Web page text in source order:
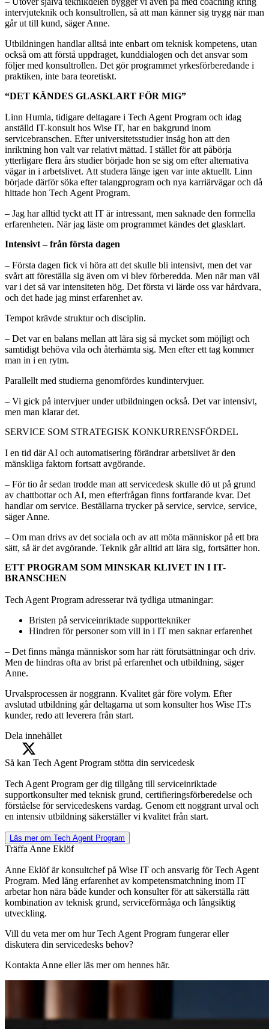
intervjuteknik och konsultrollen, så att man känner sig trygg när man
går ut till kund, säger Anne.
Utbildningen handlar alltså inte enbart om teknisk kompetens, utan
också om att förstå uppdraget, kunddialogen och det ansvar som
följer med konsultrollen. Det gör programmet yrkesförberedande i
praktiken, inte bara teoretiskt.
“DET KÄNDES GLASKLART FÖR MIG”
Linn Humla, tidigare deltagare i Tech Agent Program och idag
anställd IT-konsult hos Wise IT, har en bakgrund inom
servicebranschen. Efter universitetsstudier insåg hon att den
inriktning hon valt var relativt mättad. I stället för att påbörja
ytterligare flera års studier började hon se sig om efter alternativa
vägar in i arbetslivet. Att studera länge igen var inte aktuellt. Linn
började därför söka efter talangprogram och nya karriärvägar och då
hittade hon Tech Agent Program.
– Jag har alltid tyckt att IT är intressant, men saknade den formella
erfarenheten. När jag läste om programmet kändes det glasklart.
Intensivt – från första dagen
– Första dagen fick vi höra att det skulle bli intensivt, men det var
svårt att föreställa sig även om vi blev förberedda. Men när man väl
var i det så var intensiteten hög. Det första vi lärde oss var hårdvara,
och det hade jag minst erfarenhet av.
Tempot krävde struktur och disciplin.
– Det var en balans mellan att lära sig så mycket som möjligt och
samtidigt behöva vila och återhämta sig. Men efter ett tag kommer
man in i en rytm.
Parallellt med studierna genomfördes kundintervjuer.
– Vi gick på intervjuer under utbildningen också. Det var intensivt,
men man klarar det.
SERVICE SOM STRATEGISK KONKURRENSFÖRDEL
I en tid där AI och automatisering förändrar arbetslivet är den
mänskliga faktorn fortsatt avgörande.
– För tio år sedan trodde man att servicedesk skulle dö ut på grund
av chattbottar och AI, men efterfrågan finns fortfarande kvar. Det
handlar om service. Beställarna trycker på service, service, service,
säger Anne.
– Om man drivs av det sociala och av att möta människor på ett bra
sätt, så är det avgörande. Teknik går alltid att lära sig, fortsätter hon.
ETT PROGRAM SOM MINSKAR KLIVET IN I IT-
BRANSCHEN
Tech Agent Program adresserar två tydliga utmaningar:
Bristen på serviceinriktade supporttekniker
Hindren för personer som vill in i IT men saknar erfarenhet
– Det finns många människor som har rätt förutsättningar och driv.
Men de hindras ofta av brist på erfarenhet och utbildning, säger
Anne.
Urvalsprocessen är noggrann. Kvalitet går före volym. Efter
avslutad utbildning går deltagarna ut som konsulter hos Wise IT:s
kunder, redo att leverera från start.
Dela innehållet
Så kan Tech Agent Program stötta din servicedesk
Tech Agent Program ger dig tillgång till serviceinriktade
supportkonsulter med teknisk grund, certifieringsförberedelse och
förståelse för servicedeskens vardag. Genom ett noggrant urval och
en intensiv utbildning säkerställer vi kvalitet från start.
Läs mer om Tech Agent Program
Träffa Anne Eklöf
Anne Eklöf är konsultchef på Wise IT och ansvarig för Tech Agent
Program. Med lång erfarenhet av kompetensmatchning inom IT
arbetar hon nära både kunder och konsulter för att säkerställa rätt
kombination av teknisk grund, serviceförmåga och långsiktig
utveckling.
Vill du veta mer om hur Tech Agent Program fungerar eller
diskutera din servicedesks behov?
Kontakta Anne eller läs mer om hennes här.